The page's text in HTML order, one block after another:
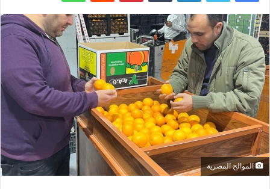
الموالح المصرية